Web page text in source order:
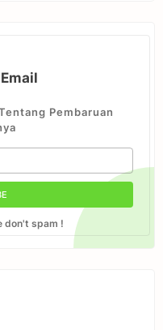
Pembaruan
don't spam !